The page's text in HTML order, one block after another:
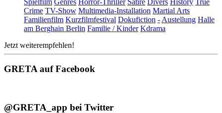
Crime TV-Show Multimedia-Installation Martial Arts
Familienfilm Kurzfilmfestival Dokufiction - Austellung Halle
am Berghain Berlin Familie / Kinder Kdrama
Jetzt weiterempfehlen!
GRETA auf Facebook
@GRETA_app bei Twitter